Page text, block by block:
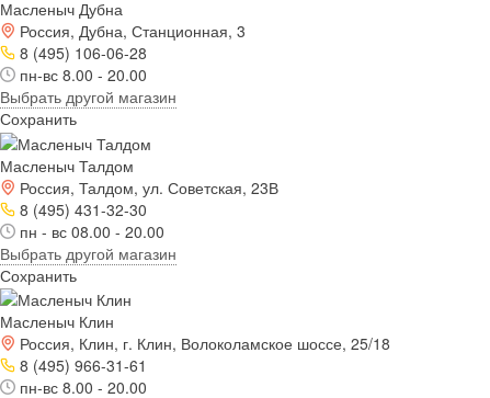
Масленыч Дубна
Россия, Дубна, Станционная, 3
8 (495) 106-06-28
пн-вс 8.00 - 20.00
Выбрать другой магазин
Сохранить
Масленыч Талдом
Россия, Талдом, ул. Советская, 23В
8 (495) 431-32-30
пн - вс 08.00 - 20.00
Выбрать другой магазин
Сохранить
Масленыч Клин
Россия, Клин, г. Клин, Волоколамское шоссе, 25/18
8 (495) 966-31-61
пн-вс 8.00 - 20.00